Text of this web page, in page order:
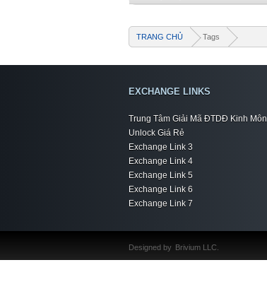
TRANG CHỦ Tags
EXCHANGE LINKS
Trung Tâm Giải Mã ĐTDĐ Kinh Môn
Unlock Giá Rẻ
Exchange Link 3
Exchange Link 4
Exchange Link 5
Exchange Link 6
Exchange Link 7
Designed by Brivium LLC.